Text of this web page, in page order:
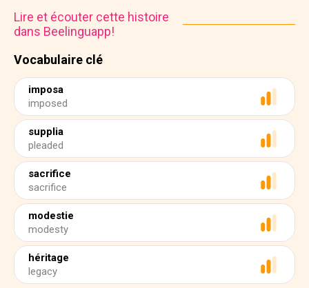
Vocabulaire clé
imposa
imposed
supplia
pleaded
sacrifice
sacrifice
modestie
modesty
héritage
legacy
Lire et écouter cette histoire
dans Beelinguapp!